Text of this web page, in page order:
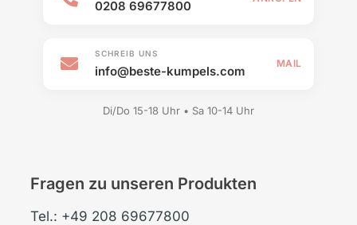
0208 69677800
SCHREIB UNS
info@beste-kumpels.com MAIL
Di/Do 15-18 Uhr • Sa 10-14 Uhr
Fragen zu unseren Produkten
Tel.: +49 208 69677800